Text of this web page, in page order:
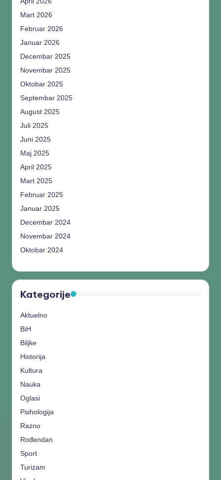
Mart 2026
Februar 2026
Januar 2026
Decembar 2025
Novembar 2025
Oktobar 2025
Septembar 2025
August 2025
Juli 2025
Juni 2025
Maj 2025
April 2025
Mart 2025
Februar 2025
Januar 2025
Decembar 2024
Novembar 2024
Oktobar 2024
Kategorije
Aktuelno
BiH
Biljke
Historija
Kultura
Nauka
Oglasi
Psihologija
Razno
Rođendan
Sport
Turizam